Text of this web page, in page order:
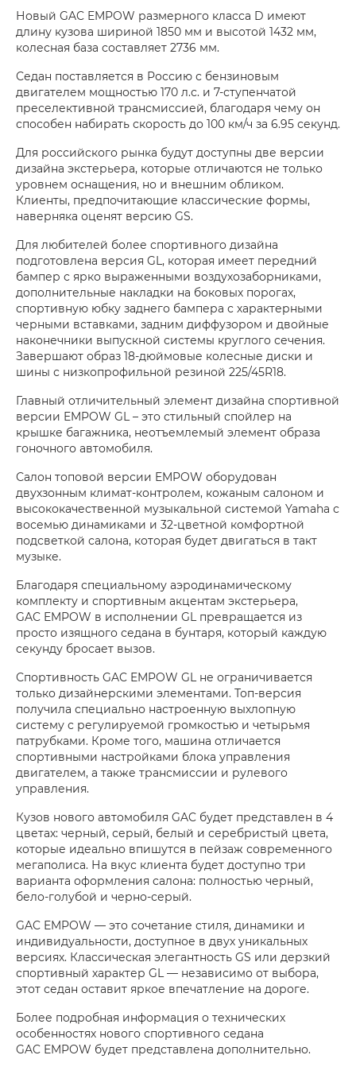
Новый GAC EMPOW размерного класса D имеют
длину кузова шириной 1850 мм и высотой 1432 мм,
колесная база составляет 2736 мм.
Седан поставляется в Россию с бензиновым
двигателем мощностью 170 л.с. и 7-ступенчатой
преселективной трансмиссией, благодаря чему он
способен набирать скорость до 100 км/ч за 6.95 секунд.
Для российского рынка будут доступны две версии
дизайна экстерьера, которые отличаются не только
уровнем оснащения, но и внешним обликом.
Клиенты, предпочитающие классические формы,
наверняка оценят версию GS.
Для любителей более спортивного дизайна
подготовлена версия GL, которая имеет передний
бампер с ярко выраженными воздухозаборниками,
дополнительные накладки на боковых порогах,
спортивную юбку заднего бампера с характерными
черными вставками, задним диффузором и двойные
наконечники выпускной системы круглого сечения.
Завершают образ 18-дюймовые колесные диски и
шины с низкопрофильной резиной 225/45R18.
Главный отличительный элемент дизайна спортивной
версии EMPOW GL – это стильный спойлер на
крышке багажника, неотъемлемый элемент образа
гоночного автомобиля.
Салон топовой версии EMPOW оборудован
двухзонным климат-контролем, кожаным салоном и
высококачественной музыкальной системой Yamaha с
восемью динамиками и 32-цветной комфортной
подсветкой салона, которая будет двигаться в такт
музыке.
Благодаря специальному аэродинамическому
комплекту и спортивным акцентам экстерьера,
GAC EMPOW в исполнении GL превращается из
просто изящного седана в бунтаря, который каждую
секунду бросает вызов.
Спортивность GAC EMPOW GL не ограничивается
только дизайнерскими элементами. Топ-версия
получила специально настроенную выхлопную
систему с регулируемой громкостью и четырьмя
патрубками. Кроме того, машина отличается
спортивными настройками блока управления
двигателем, а также трансмиссии и рулевого
управления.
Кузов нового автомобиля GAC будет представлен в 4
цветах: черный, серый, белый и серебристый цвета,
которые идеально впишутся в пейзаж современного
мегаполиса. На вкус клиента будет доступно три
варианта оформления салона: полностью черный,
бело-голубой и черно-серый.
GAC EMPOW — это сочетание стиля, динамики и
индивидуальности, доступное в двух уникальных
версиях. Классическая элегантность GS или дерзкий
спортивный характер GL — независимо от выбора,
этот седан оставит яркое впечатление на дороге.
Более подробная информация о технических
особенностях нового спортивного седана
GAC EMPOW будет представлена дополнительно.